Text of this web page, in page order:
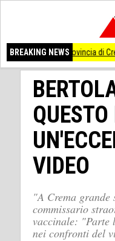
BREAKING NEWS
provincia di Cremona
VIDEO
"A Crema
commissario
vaccinale: "Parte
nei confronti del